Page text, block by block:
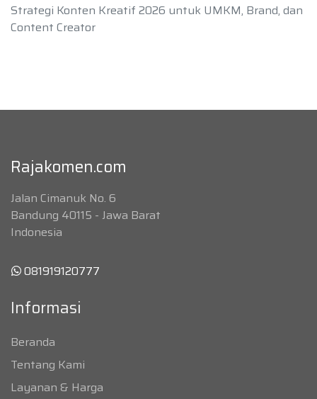
Strategi Konten Kreatif 2026 untuk UMKM, Brand, dan
Content Creator
Rajakomen.com
Jalan Cimanuk No. 6
Bandung 40115 - Jawa Barat
Indonesia
081919120777
Informasi
Beranda
Tentang Kami
Layanan & Harga